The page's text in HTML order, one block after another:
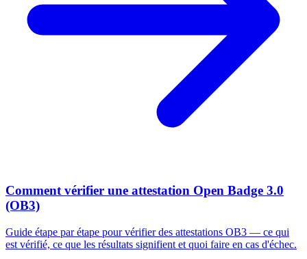
Comment vérifier une attestation Open Badge 3.0
(OB3)
Guide étape par étape pour vérifier des attestations OB3 — ce qui
est vérifié, ce que les résultats signifient et quoi faire en cas d'échec.